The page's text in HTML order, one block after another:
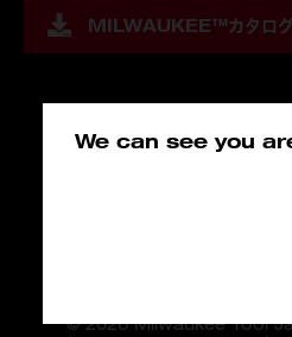
We can see you
MILWAUKEE™カタロ
© 2026 Milwaukee Tool